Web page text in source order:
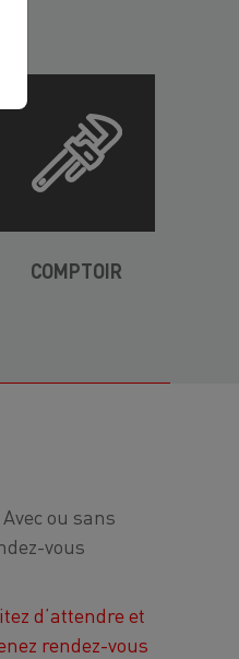
COMPTOIR
Avec ou sans
vous
d’attendre et
rendez-vous